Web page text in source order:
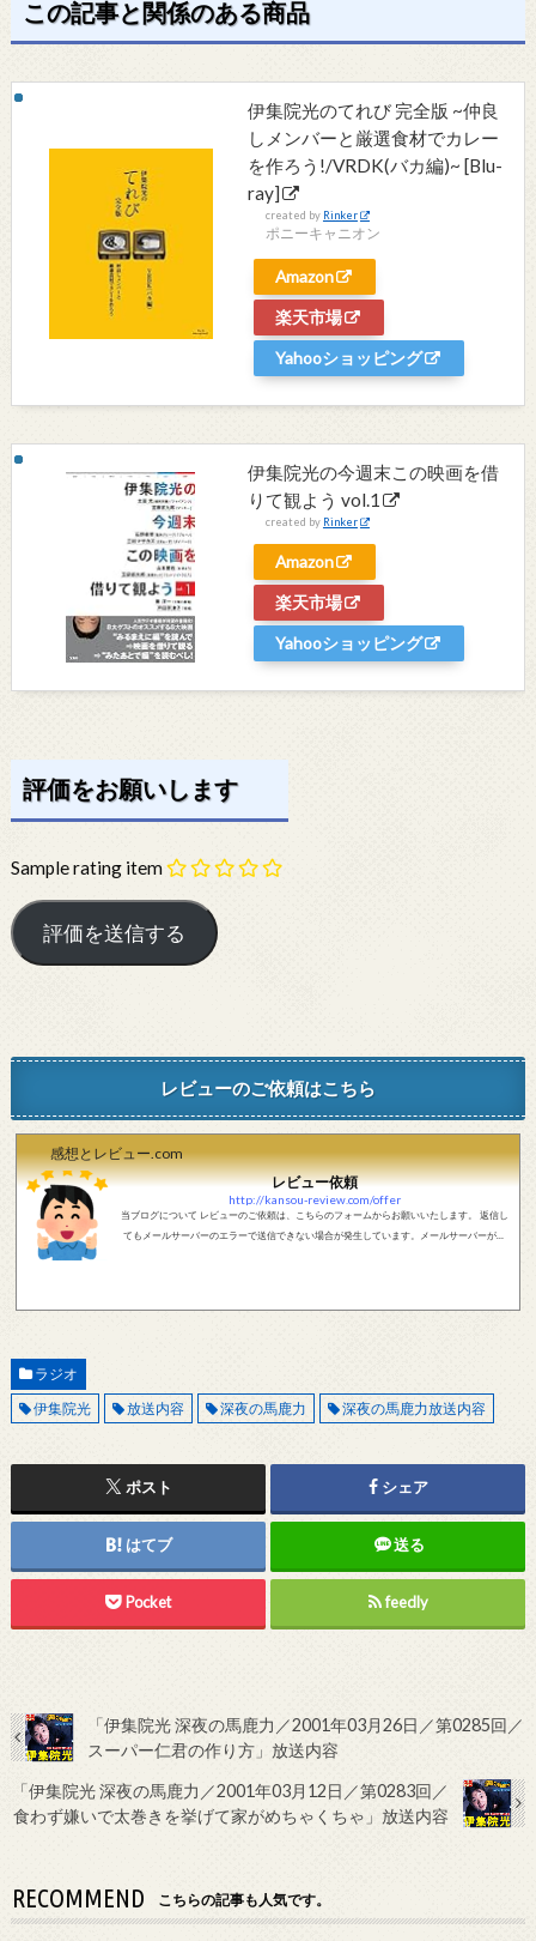
この記事と関係のある商品
伊集院光のてれび 完全版 ~仲良
しメンバーと厳選食材でカレー
を作ろう!/VRDK(バカ編)~ [Blu-
ray]
created by Rinker
ポニーキャニオン
Amazon
楽天市場
Yahooショッピング
伊集院光の今週末この映画を借
りて観よう vol.1
created by Rinker
Amazon
楽天市場
Yahooショッピング
評価をお願いします
Sample rating item
レビューのご依頼はこちら
感想とレビュー.com
レビュー依頼
http://kansou-review.com/offer
当ブログについて レビューのご依頼は、こちらのフォームからお願いいたします。 返信し
てもメールサーバーのエラーで送信できない場合が発生しています。メールサーバーが正
ラジオ
伊集院光
放送内容 深夜の馬鹿力 深夜の馬鹿力放送内容
ポスト シェア
はてブ 送る
Pocket feedly
「伊集院光 深夜の馬鹿力／2001年03月26日／第0285回／
スーパー仁君の作り方」放送内容
「伊集院光 深夜の馬鹿力／2001年03月12日／第0283回／
食わず嫌いで太巻きを挙げて家がめちゃくちゃ」放送内容
RECOMMEND こちらの記事も人気です。